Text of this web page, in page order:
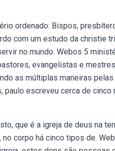
ordenado: Bispos,
com um estudo da christie
no mundo. Webos 5
evangelistas e
as múltiplas maneiras
paulo escreveu cerca de
que é a igreja de deus na
corpo há cinco tipos de.